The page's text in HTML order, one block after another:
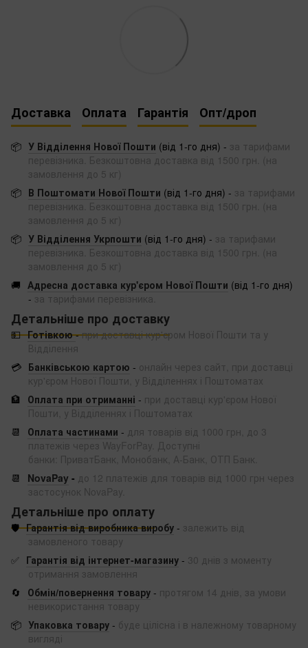
Доставка Оплата Гарантія Опт/дроп
📦 У Відділення Нової Пошти (від 1-го дня) - за тарифами
перевізника. Безкоштовна доставка від 1500 грн. (на
замовлення до 5 кг)
📦 В Поштомати Нової Пошти (від 1-го дня) - за тарифами
перевізника. Безкоштовна доставка від 1500 грн. (на
замовлення до 5 кг)
📦 У Відділення Укрпошти (від 1-го дня) - за тарифами
перевізника. Безкоштовна доставка від 1500 грн. (на
замовлення до 5 кг)
🚚 Адресна доставка кур'єром Нової Пошти (від 1-го дня)
- за тарифами перевізника.
Детальніше про доставку
💵 Готівкою -при доставці кур'єром Нової Пошти та у
Відділення
💳 Банківською картою - онлайн через сайт, при доставці
кур'єром Нової Пошти, у Відділеннях і Поштоматах
🏦
Оплата при отриманні - при доставці кур'єром Нової
Пошти, у Відділеннях і Поштоматах
📆
Оплата частинами - для товарів від 1000 грн, до 3
платежів через WayForPay. Доступні
банки: ПриватБанк, Монобанк, А-Банк, ОТП Банк.
📆
NovaPay - до 12 платежів для товарів від 1000 грн через
застосунок NovaPay.
Детальніше про оплату
🛡️ Гарантія від виробника виробу - залежить від
замовленого товару
✅ Гарантія від інтернет-магазину - 30 днів з моменту
отримання замовлення
🔄
Обмін/повернення товару - протягом 14 днів, за умови
невикористання товару
📦 Упаковка товару - буде цілісна і в належному товарному
вигляді